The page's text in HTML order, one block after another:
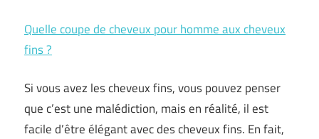
Quelle coupe de cheveux pour homme aux cheveux
fins ?
Si vous avez les cheveux fins, vous pouvez penser
que c’est une malédiction, mais en réalité, il est
facile d’être élégant avec des cheveux fins. En fait,